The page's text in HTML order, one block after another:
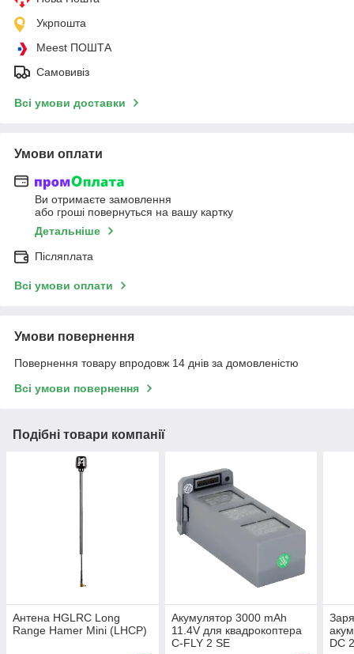
Укрпошта
Meest ПОШТА
Самовивіз
Всі умови доставки
Умови оплати
Ви отримаєте замовлення
або гроші повернуться на вашу картку
Детальніше
Післяплата
Всі умови оплати
Умови повернення
Повернення товару впродовж 14 днів за домовленістю
Всі умови повернення
Подібні товари компанії
Антена HGLRC Long
Range Hamer Mini (LHCP)
Акумулятор 3000 mAh
11.4V для квадрокоптера
C-FLY 2 SE
DC